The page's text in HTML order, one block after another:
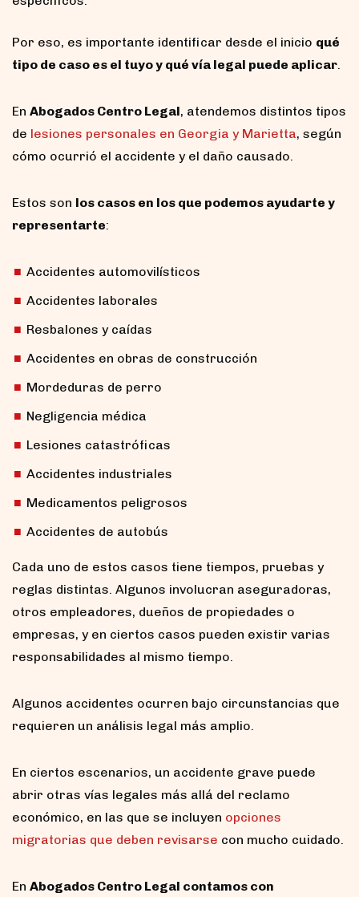
Por eso, es importante identificar desde el inicio qué
tipo de caso es el tuyo y qué vía legal puede aplicar.
En Abogados Centro Legal, atendemos distintos tipos
de lesiones personales en Georgia y Marietta, según
cómo ocurrió el accidente y el daño causado.
Estos son los casos en los que podemos ayudarte y
representarte:
Accidentes automovilísticos
Accidentes laborales
Resbalones y caídas
Accidentes en obras de construcción
Mordeduras de perro
Negligencia médica
Lesiones catastróficas
Accidentes industriales
Medicamentos peligrosos
Accidentes de autobús
Cada uno de estos casos tiene tiempos, pruebas y
reglas distintas. Algunos involucran aseguradoras,
otros empleadores, dueños de propiedades o
empresas, y en ciertos casos pueden existir varias
responsabilidades al mismo tiempo.
Algunos accidentes ocurren bajo circunstancias que
requieren un análisis legal más amplio.
En ciertos escenarios, un accidente grave puede
abrir otras vías legales más allá del reclamo
económico, en las que se incluyen opciones
migratorias que deben revisarse con mucho cuidado.
En Abogados Centro Legal contamos con